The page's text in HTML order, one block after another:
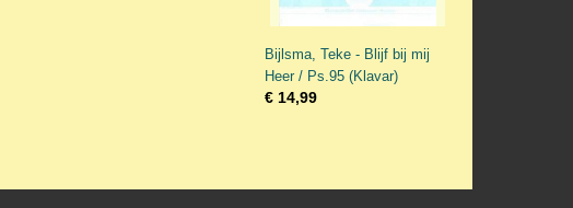
Bijlsma, Teke - Blijf bij mij
Heer / Ps.95 (Klavar)
€ 14,99